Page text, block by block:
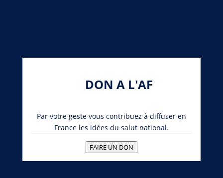
DON A L'AF
Par votre geste vous contribuez à diffuser en
France les idées du salut national.
FAIRE UN DON